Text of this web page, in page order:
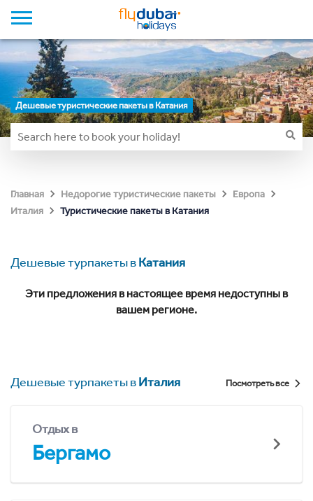
Дешевые туристические пакеты в Катания
Главная Недорогие туристические пакеты
Европа
Италия
Туристические пакеты в Катания
Дешевые турпакеты вКатания
Эти предложения в настоящее время недоступны в
вашем регионе.
Дешевые турпакеты вИталия Посмотреть все
Отдых в
Бергамо